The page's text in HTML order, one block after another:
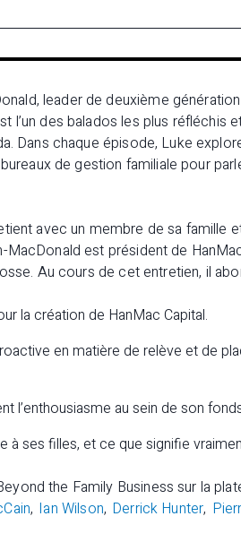
leader de deuxième
l’un des balados les plus réfléchis
Dans chaque épisode, Luke
de gestion familiale pour
avec un membre de sa famille
MacDonald est président de
Au cours de cet entretien, il
la création de HanMac Capital.
en matière de relève et de
l’enthousiasme au sein de son
à ses filles, et ce que signifie
the Family Business sur la
, Ian Wilson, Derrick Hunter,